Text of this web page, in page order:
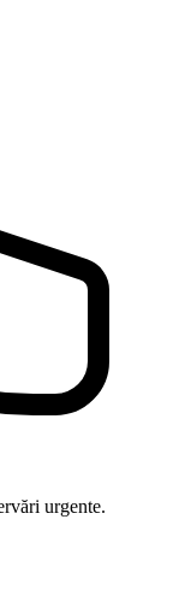
urgente.